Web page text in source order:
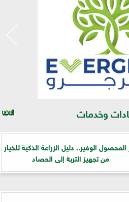
وخدمات
الوفير.. دليل الزراعة الذكية للخيار
من تجهيز التربة إلى الحصاد